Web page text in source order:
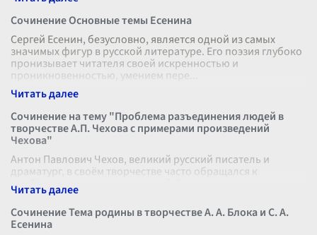
Сочинение Основные темы Есенина
Сергей Есенин, безусловно, является одной из самых
значимых фигур в русской литературе. Его поэзия глубоко
пронизывает читателя своей искренностью и
проникновенностью, умением пере
Сочинение на тему "Проблема разъединения людей в
творчестве А.П. Чехова с примерами произведений
Чехова"
Антон Павлович Чехов, великий русский писатель и
драматург, в своём творчестве часто обращался к
проблеме разъединения людей. Его произведения полны
глубокой психологической наблюд
Сочинение Тема родины в творчестве А. А. Блока и С. А.
Есенина